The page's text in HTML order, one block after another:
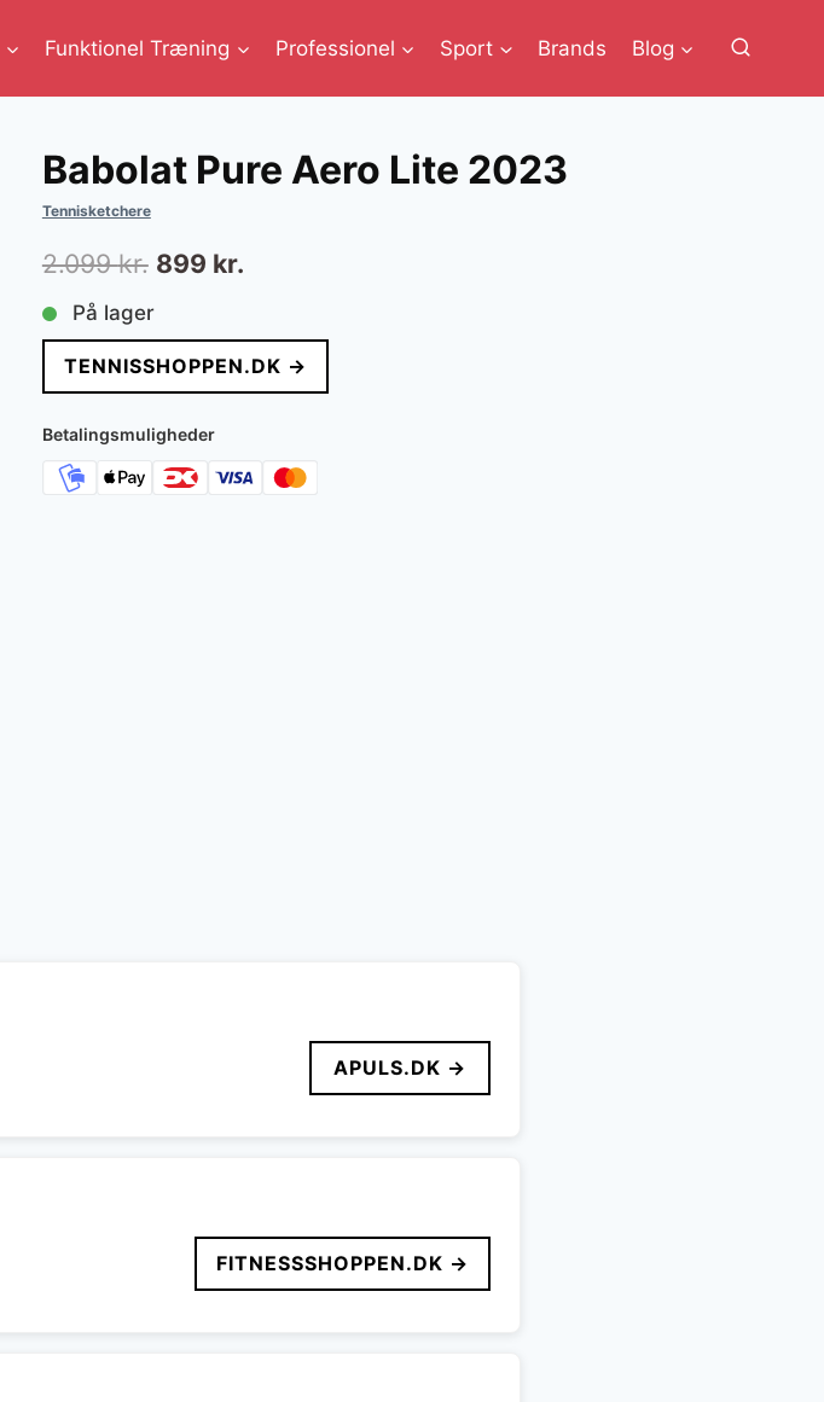
Funktionel Træning Professionel Sport Brands Blog
Babolat Pure Aero Lite 2023
Tennisketchere
2.099kr. Den
oprindelige
pris
var:
2.099 kr..
899 kr.Den
pris
er:
På lager
TENNISSHOPPEN.DK →
Betalingsmuligheder
APULS.DK →
FITNESSSHOPPEN.DK →